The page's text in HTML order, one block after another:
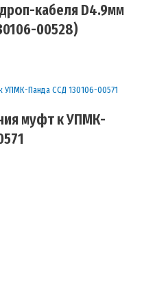
кабеля D4.9мм
00528)
муфт к УПМК-